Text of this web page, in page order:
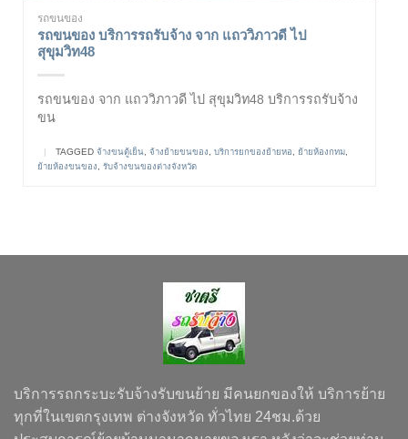
รถขนของ
รถขนของ บริการรถรับจ้าง จาก แถววิภาวดี ไป
สุขุมวิท48
รถขนของ จาก แถววิภาวดี ไป สุขุมวิท48 บริการรถรับจ้าง
ขน
| TAGGED จ้างขนตู้เย็น จ้างย้ายขนของ บริการยกของย้ายหอ ย้ายห้องกทม
ย้ายห้องขนของ
รับจ้างขนของต่างจังหวัด
บริการรถกระบะรับจ้างรับขนย้าย มีคนยกของให้ บริการย้าย
ทุกที่ในเขตกรุงเทพ ต่างจังหวัด ทั่วไทย 24ชม.ด้วย